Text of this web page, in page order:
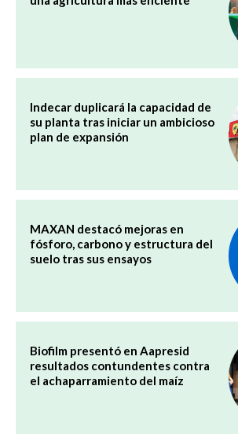
Indecar duplicará la capacidad de
su planta tras iniciar un ambicioso
plan de expansión
MAXAN destacó mejoras en
fósforo, carbono y estructura del
suelo tras sus ensayos
Biofilm presentó en Aapresid
resultados contundentes contra
el achaparramiento del maíz